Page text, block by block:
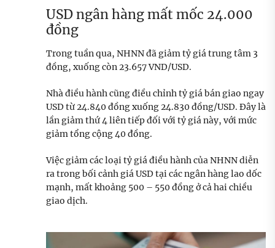
USD ngân hàng mất mốc 24.000
đồng
Trong tuần qua, NHNN đã giảm tỷ giá trung tâm 3
đồng, xuống còn 23.657 VND/USD.
Nhà điều hành cũng điều chỉnh tỷ giá bán giao ngay
USD từ 24.840 đồng xuống 24.830 đồng/USD. Đây là
lần giảm thứ 4 liên tiếp đối với tỷ giá này, với mức
giảm tổng cộng 40 đồng.
Việc giảm các loại tỷ giá điều hành của NHNN diễn
ra trong bối cảnh giá USD tại các ngân hàng lao dốc
mạnh, mất khoảng 500 – 550 đồng ở cả hai chiều
giao dịch.